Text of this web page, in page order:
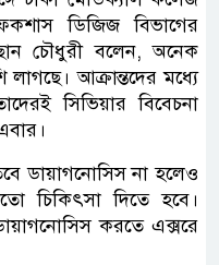
ডিজিজ বিভাগের
চৌধুরী বলেন, অনেক
লাগছে। আক্রান্তদের মধ্যে
সিভিয়ার বিবেচনা
ডায়াগনোসিস না হলেও
চিকিৎসা দিতে হবে।
করতে এক্সরে